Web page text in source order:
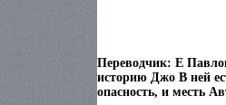
Переводчик: Е
историю Джо В ней
опасность, и месть